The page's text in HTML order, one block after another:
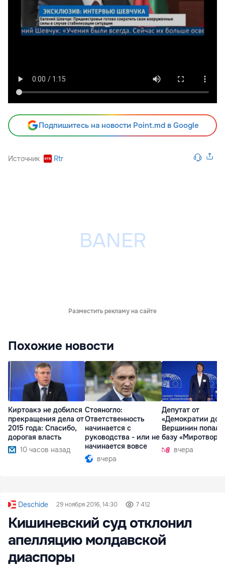
Подпишитесь на новости Point.md в Google
Источник Rtr
Разместить рекламу на сайте
Похожие новости
Киртоакэ не добился
прекращения дела от
2015 года: Спасибо,
дорогая власть
10 часов назад
Стояногло:
Ответственность
начинается с
руководства - или не
начинается вовсе
вчера
Депутат от
«Демократии
Вершинин попал в
базу
вчера
Deschide 29 ноября 2016, 14:30 7 412
Кишиневский суд отклонил
апелляцию молдавской
диаспоры